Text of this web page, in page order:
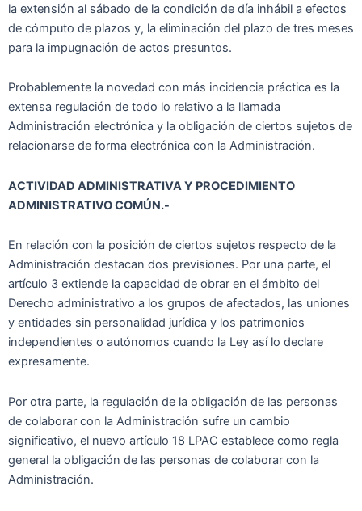
la extensión al sábado de la condición de día inhábil a efectos
de cómputo de plazos y, la eliminación del plazo de tres meses
para la impugnación de actos presuntos.
Probablemente la novedad con más incidencia práctica es la
extensa regulación de todo lo relativo a la llamada
Administración electrónica y la obligación de ciertos sujetos de
relacionarse de forma electrónica con la Administración.
ACTIVIDAD ADMINISTRATIVA Y PROCEDIMIENTO
ADMINISTRATIVO COMÚN.-
En relación con la posición de ciertos sujetos respecto de la
Administración destacan dos previsiones. Por una parte, el
artículo 3 extiende la capacidad de obrar en el ámbito del
Derecho administrativo a los grupos de afectados, las uniones
y entidades sin personalidad jurídica y los patrimonios
independientes o autónomos cuando la Ley así lo declare
expresamente.
Por otra parte, la regulación de la obligación de las personas
de colaborar con la Administración sufre un cambio
significativo, el nuevo artículo 18 LPAC establece como regla
general la obligación de las personas de colaborar con la
Administración.